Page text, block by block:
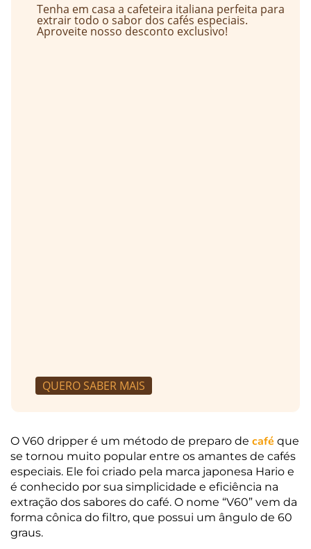
Tenha em casa a cafeteira italiana perfeita para
extrair todo o sabor dos cafés especiais.
Aproveite nosso desconto exclusivo!
QUERO SABER MAIS
O V60 dripper é um método de preparo de café que
se tornou muito popular entre os amantes de cafés
especiais. Ele foi criado pela marca japonesa Hario e
é conhecido por sua simplicidade e eficiência na
extração dos sabores do café. O nome “V60” vem da
forma cônica do filtro, que possui um ângulo de 60
graus.